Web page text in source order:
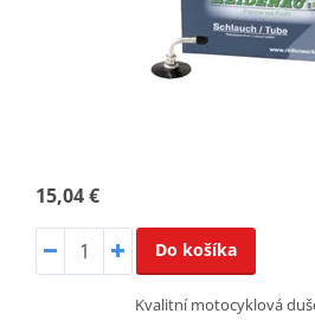
15,04 €
Do košíka
Kvalitní motocyklová